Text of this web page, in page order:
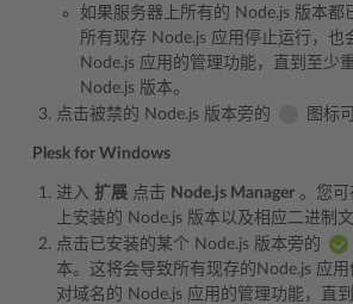
如果服务器上所有的 Node.js 版本都
所有现存 Node.js 应用停止运行，也
Node.js 应用的管理功能，直到至少
Node.js 版本。
点击被禁的 Node.js 版本旁的
图标
Plesk for Windows
进入 扩展 点击 Node.js Manager 。您可
上安装的 Node.js 版本以及相应二进制
点击已安装的某个 Node.js 版本旁的
本。这将会导致所有现存的Node.js 应
对域名的 Node.js 应用的管理功能，直